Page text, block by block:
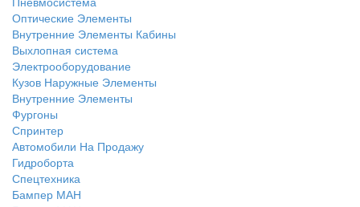
Оптические Элементы
Внутренние Элементы Кабины
Выхлопная система
Электрооборудование
Кузов Наружные Элементы
Внутренние Элементы
Фургоны
Спринтер
Автомобили На Продажу
Гидроборта
Спецтехника
Бампер МАН